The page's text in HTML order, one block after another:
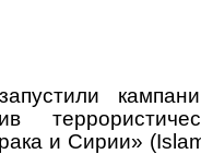
и Сирии»